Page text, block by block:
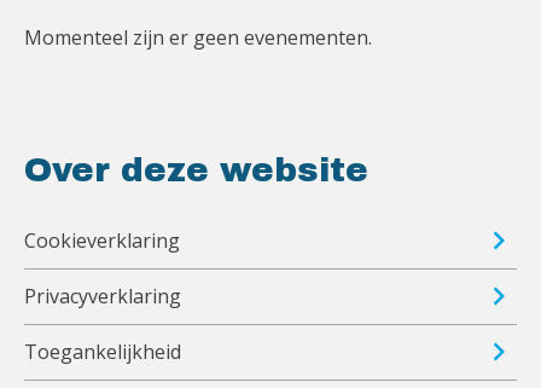
Momenteel zijn er geen evenementen.
Over deze website
Cookieverklaring
Privacyverklaring
Toegankelijkheid